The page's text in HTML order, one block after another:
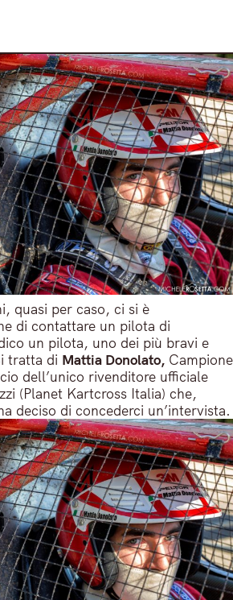
quasi per caso, ci si è
di contattare un pilota di
un pilota, uno dei più bravi e
tratta di Mattia Donolato, Campione
dell’unico rivenditore ufficiale
(Planet Kartcross Italia) che,
deciso di concederci un’intervista.